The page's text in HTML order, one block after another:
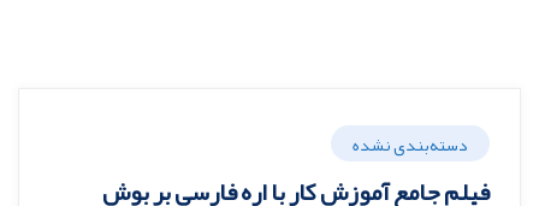
دسته‌بندی نشده
فیلم جامع آموزش کار با اره فارسی بر بوش